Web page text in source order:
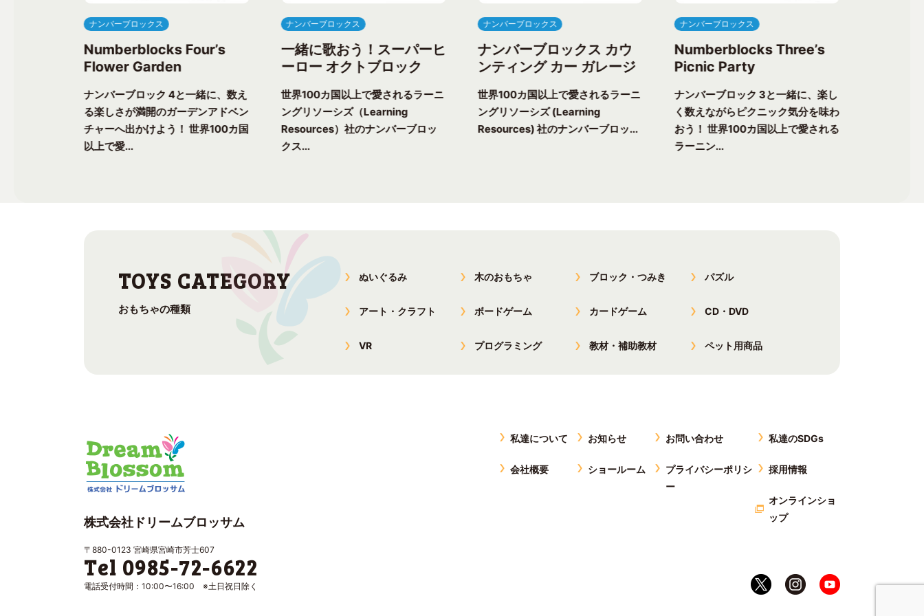
ナンバーブロックス
Numberblocks Four’s
Flower Garden
ナンバーブロック 4と一緒に、数え
る楽しさが満開のガーデンアドベン
チャーへ出かけよう！ 世界100カ国
以上で愛...
ナンバーブロックス
一緒に歌おう！スーパーヒ
ーロー オクトブロック
世界100カ国以上で愛されるラーニ
ングリソーシズ（Learning
Resources）社のナンバーブロッ
クス...
ナンバーブロックス
ナンバーブロックス カウ
ンティング カー ガレージ
世界100カ国以上で愛されるラーニ
ングリソーシズ (Learning
Resources) 社のナンバーブロッ...
ナンバーブロックス
Numberblocks Three’s
Picnic Party
ナンバーブロック 3と一緒に、楽し
く数えながらピクニック気分を味わ
おう！ 世界100カ国以上で愛される
ラーニン...
おもちゃの種類
ぬいぐるみ 木のおもちゃ ブロック・つみき パズル
アート・クラフト ボードゲーム カードゲーム CD・DVD
VR プログラミング 教材・補助教材 ペット用商品
私達について
会社概要
お知らせ
ショールーム
お問い合わせ
プライバシーポリシ
ー
私達のSDGs
採用情報
オンラインショ
ップ
株式会社ドリームブロッサム
〒880-0123 宮崎県宮崎市芳士607
Tel 0985-72-6622
電話受付時間：10:00〜16:00 ※土日祝日除く